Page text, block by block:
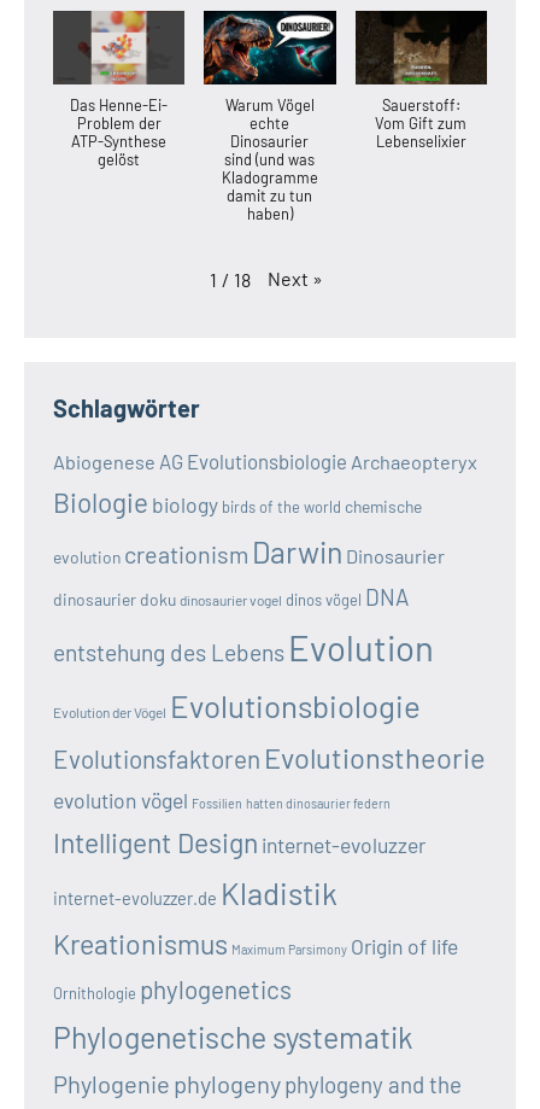
Das Henne-Ei-
Problem der
ATP-Synthese
gelöst
Warum Vögel
echte
Dinosaurier
sind (und was
Kladogramme
damit zu tun
haben)
Sauerstoff:
Vom Gift zum
Lebenselixier
1 / 18 Next »
Schlagwörter
Abiogenese AG Evolutionsbiologie Archaeopteryx
Biologie biology birds of the world chemische
evolution creationism Darwin Dinosaurier
dinosaurier doku dinosaurier vogel dinos vögel DNA
entstehung des Lebens Evolution
Evolution der Vögel Evolutionsbiologie
Evolutionsfaktoren Evolutionstheorie
evolution vögel Fossilien hatten dinosaurier federn
Intelligent Design internet-evoluzzer
internet-evoluzzer.de Kladistik
Kreationismus Maximum Parsimony Origin of life
Ornithologie phylogenetics
Phylogenetische systematik
Phylogenie phylogenyphylogeny and the